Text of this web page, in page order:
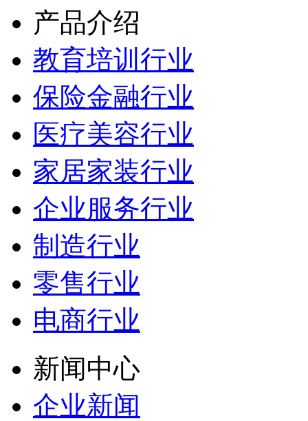
产品介绍
教育培训行业
保险金融行业
医疗美容行业
家居家装行业
企业服务行业
制造行业
零售行业
电商行业
新闻中心
企业新闻